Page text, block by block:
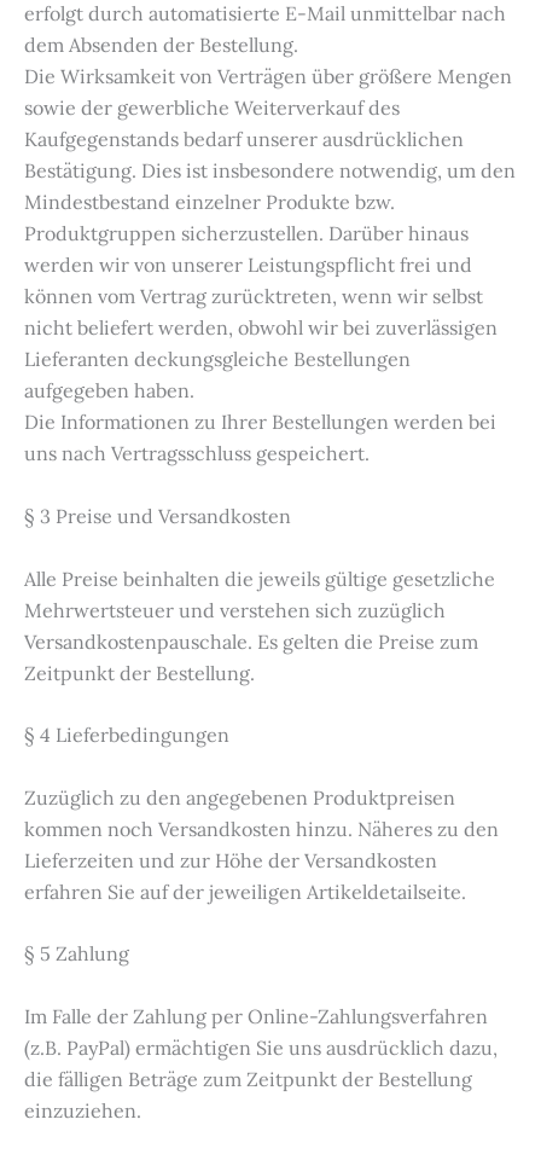
erfolgt durch automatisierte E-Mail unmittelbar nach
dem Absenden der Bestellung.
Die Wirksamkeit von Verträgen über größere Mengen
sowie der gewerbliche Weiterverkauf des
Kaufgegenstands bedarf unserer ausdrücklichen
Bestätigung. Dies ist insbesondere notwendig, um den
Mindestbestand einzelner Produkte bzw.
Produktgruppen sicherzustellen. Darüber hinaus
werden wir von unserer Leistungspflicht frei und
können vom Vertrag zurücktreten, wenn wir selbst
nicht beliefert werden, obwohl wir bei zuverlässigen
Lieferanten deckungsgleiche Bestellungen
aufgegeben haben.
Die Informationen zu Ihrer Bestellungen werden bei
uns nach Vertragsschluss gespeichert.
§ 3 Preise und Versandkosten
Alle Preise beinhalten die jeweils gültige gesetzliche
Mehrwertsteuer und verstehen sich zuzüglich
Versandkostenpauschale. Es gelten die Preise zum
Zeitpunkt der Bestellung.
§ 4 Lieferbedingungen
Zuzüglich zu den angegebenen Produktpreisen
kommen noch Versandkosten hinzu. Näheres zu den
Lieferzeiten und zur Höhe der Versandkosten
erfahren Sie auf der jeweiligen Artikeldetailseite.
§ 5 Zahlung
Im Falle der Zahlung per Online-Zahlungsverfahren
(z.B. PayPal) ermächtigen Sie uns ausdrücklich dazu,
die fälligen Beträge zum Zeitpunkt der Bestellung
einzuziehen.